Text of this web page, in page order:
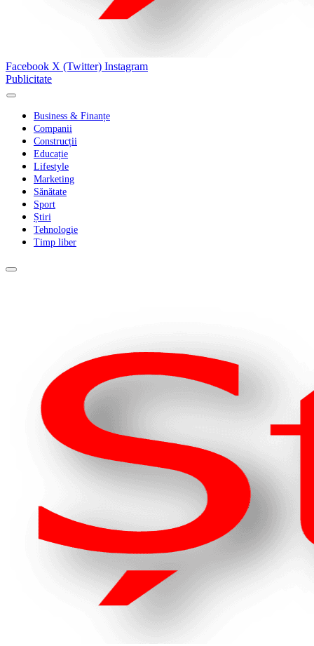
Facebook X (Twitter) Instagram
Publicitate
Business & Finanțe
Companii
Construcții
Educație
Lifestyle
Marketing
Sănătate
Sport
Știri
Tehnologie
Timp liber